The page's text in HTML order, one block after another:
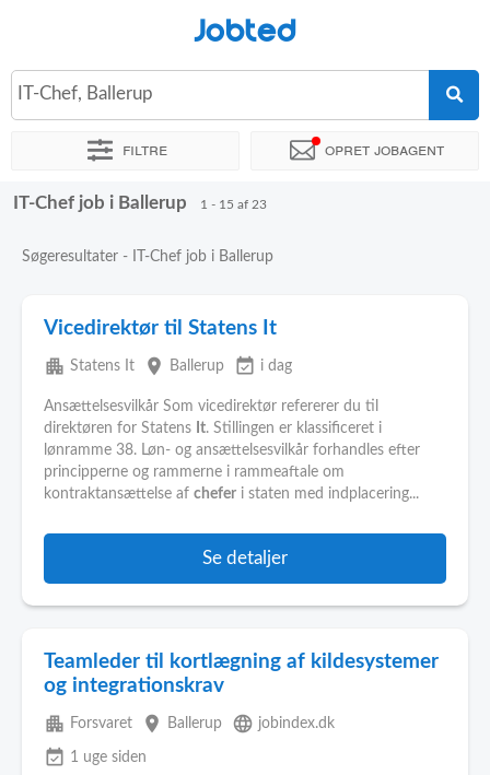
Jobted
IT-Chef, Ballerup
Filtre Opret jobagent
Sorter efter Præcist sted Virksomhed
IT-Chef job i Ballerup 1 - 15 af 23
Søgeresultater - IT-Chef job i Ballerup
Vicedirektør til Statens It
apartment Statens It place Ballerup event_available i dag
Ansættelsesvilkår Som vicedirektør refererer du til
direktøren for Statens It. Stillingen er klassificeret i
lønramme 38. Løn- og ansættelsesvilkår forhandles efter
principperne og rammerne i rammeaftale om
kontraktansættelse af chefer i staten med indplacering...
Se detaljer
Teamleder til kortlægning af kildesystemer
og integrationskrav
apartment Forsvaret place Ballerup language jobindex.dk
event_available 1 uge siden